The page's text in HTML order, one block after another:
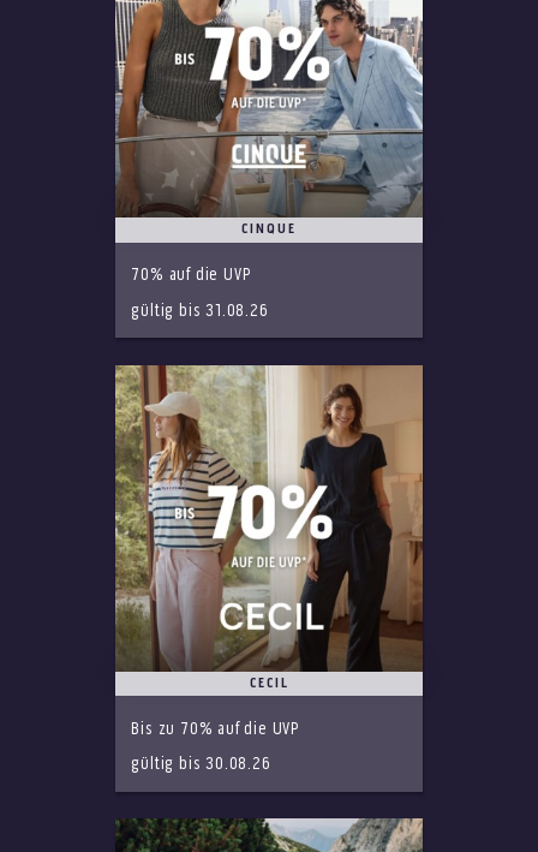
CINQUE
70% auf die UVP
gültig bis 31.08.26
CECIL
Bis zu 70% auf die UVP
gültig bis 30.08.26